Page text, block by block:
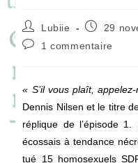
Auteur/autrice
de
la
Lubiie
Publication
29
Commentaires
1 commentaire
« S’il vous plaît,
Dennis Nilsen et le titre
réplique de l’épisode
écossais à tendance
tué 15 homosexuels